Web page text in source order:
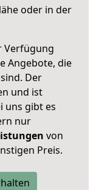
oder in der
Verfügung
Angebote, die
Der
und ist
uns gibt es
nur
von
Preis.